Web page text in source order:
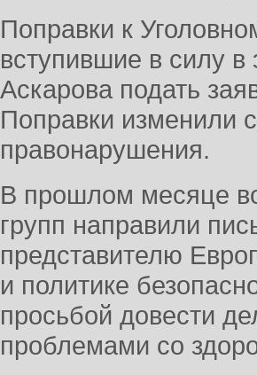
Поправки к
вступившие в силу в
Аскарова подать
Поправки изменили
правонарушения.
В прошлом месяце
групп направили
представителю
и политике
просьбой довести
проблемами со